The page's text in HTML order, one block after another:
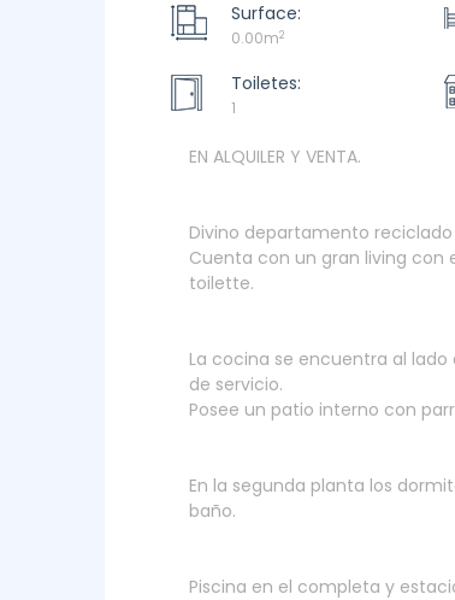
Surface:
0.00m2
Toiletes:
1
EN ALQUILER Y VENTA.
Divino departamento
Cuenta con un gran living con
toilette.
La cocina se encuentra al
de servicio.
Posee un patio interno con
En la segunda planta los
baño.
Piscina en el completa y